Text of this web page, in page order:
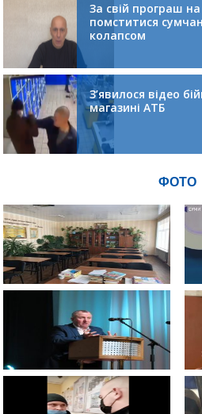
За свій програш
помститися
колапсом
З’явилося відео
магазині АТБ
ФОТО